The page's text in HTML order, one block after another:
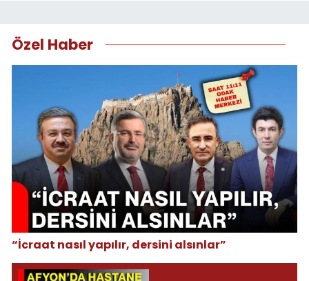
Özel Haber
“İcraat nasıl yapılır, dersini alsınlar”